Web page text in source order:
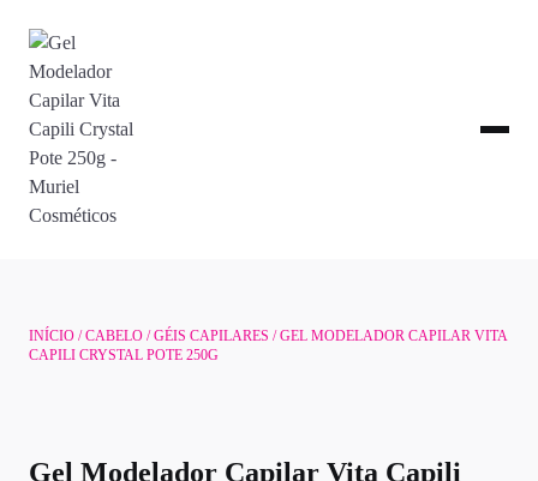
INÍCIO /CABELO /GÉIS CAPILARES / GEL MODELADOR CAPILAR VITA
CAPILI CRYSTAL POTE 250G
Gel Modelador Capilar Vita Capili